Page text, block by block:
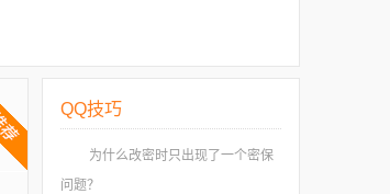
QQ技巧
为什么改密时只出现了一个密保
问题？